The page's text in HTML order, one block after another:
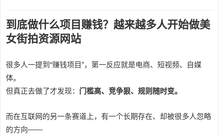
到底做什么项目赚钱？越来越多人开始做美
女街拍资源网站
很多人一提到“赚钱项目”，第一反应就是电商、短视频、自媒
体。
但真正去做了才发现： 门槛高、竞争狠、规则随时变。
而在互联网的另一条赛道上，有一个长期存在、却被很多人忽略
的方向——